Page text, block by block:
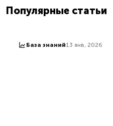
Популярные статьи
База знаний13 янв, 2026